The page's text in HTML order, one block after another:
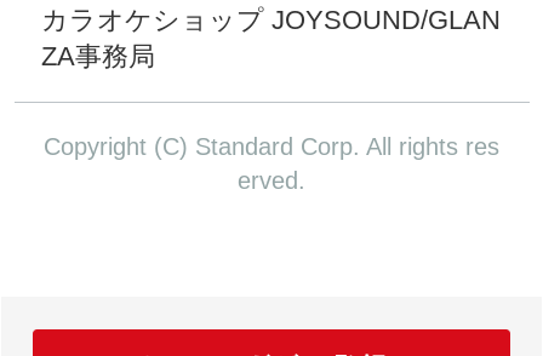
カラオケショップ JOYSOUND/GLAN
ZA事務局
Copyright (C) Standard Corp. All rights res
erved.